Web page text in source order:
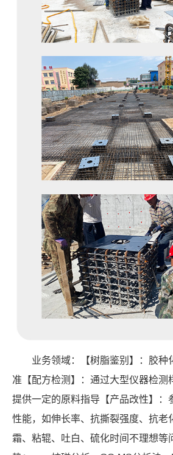
业务领域：【树脂鉴别】：胶
准【配方检测】：通过大型仪器检
提供一定的原料指导【产品改性】
性能，如伸长率、抗撕裂强度、抗
霜、粘辊、吐白、硫化时间不理想